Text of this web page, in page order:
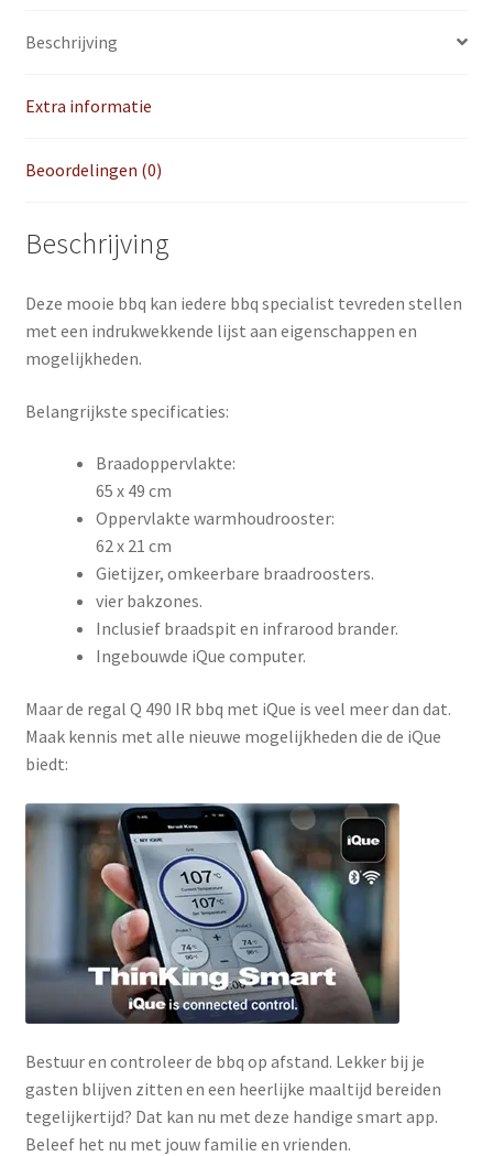
Beschrijving
Extra informatie
Beoordelingen (0)
Beschrijving
Deze mooie bbq kan iedere bbq specialist tevreden stellen
met een indrukwekkende lijst aan eigenschappen en
mogelijkheden.
Belangrijkste specificaties:
Braadoppervlakte:
65 x 49 cm
Oppervlakte warmhoudrooster:
62 x 21 cm
Gietijzer, omkeerbare braadroosters.
vier bakzones.
Inclusief braadspit en infrarood brander.
Ingebouwde iQue computer.
Maar de regal Q 490 IR bbq met iQue is veel meer dan dat.
Maak kennis met alle nieuwe mogelijkheden die de iQue
biedt:
Bestuur en controleer de bbq op afstand. Lekker bij je
gasten blijven zitten en een heerlijke maaltijd bereiden
tegelijkertijd? Dat kan nu met deze handige smart app.
Beleef het nu met jouw familie en vrienden.